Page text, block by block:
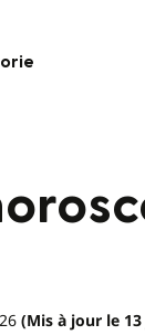
(Mis à jour le 13